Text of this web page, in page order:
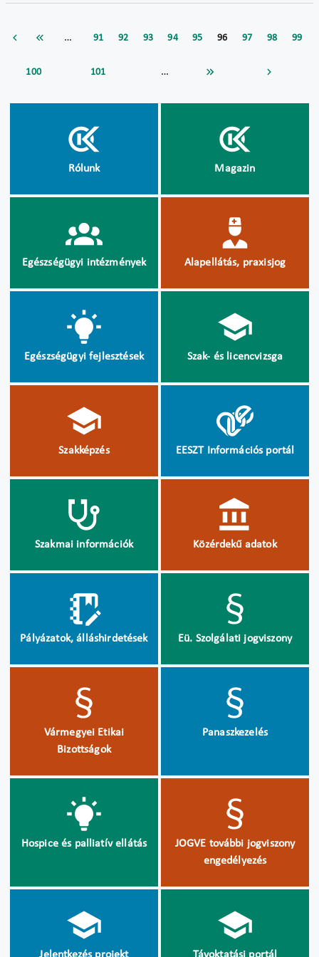
… 91 92 93 94 95 96 97 98 99
100 101 …
Rólunk Magazin
Egészségügyi intézmények Alapellátás, praxisjog
Egészségügyi fejlesztések Szak- és licencvizsga
Szakképzés EESZT Információs portál
Szakmai információk Közérdekű adatok
Pályázatok, álláshirdetések Eü. Szolgálati jogviszony
Vármegyei Etikai
Bizottságok
Panaszkezelés
Hospice és palliatív ellátás
JOGVE további jogviszony
engedélyezés